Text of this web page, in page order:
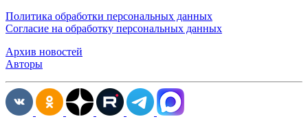
Политика обработки персональных данных
Согласие на обработку персональных данных
Архив новостей
Авторы